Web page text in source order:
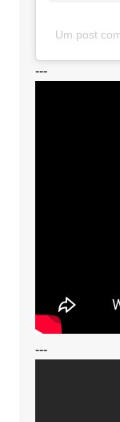
Um post
---
---